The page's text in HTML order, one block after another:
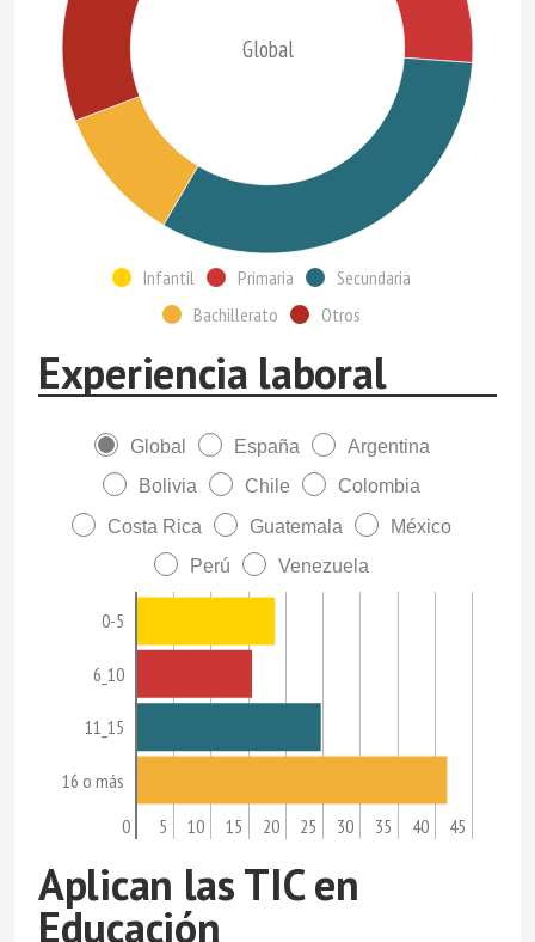
Global
Infantil Primaria
Secundaria
Bachillerato
Otros
Experiencia laboral
Global España
Argentina
Bolivia
Chile
Colombia
Costa Rica
Guatemala
México
Perú
Venezuela
0-5
6_10
11_15
16 o más
0 5 10 15 20 25 30 35 40 45
Aplican las TIC en
Educación